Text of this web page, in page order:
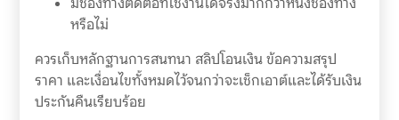
หรือไม่
ควรเก็บหลักฐานการสนทนา สลิปโอนเงิน ข้อความสรุป
ราคา และเงื่อนไขทั้งหมดไว้จนกว่าจะเช็กเอาต์และได้รับเงิน
ประกันคืนเรียบร้อย